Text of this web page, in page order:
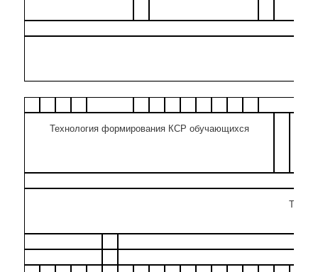
Технология формирования КСР обучающихся